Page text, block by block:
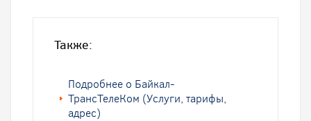
Также:
Подробнее о Байкал-
ТрансТелеКом (Услуги, тарифы,
адрес)